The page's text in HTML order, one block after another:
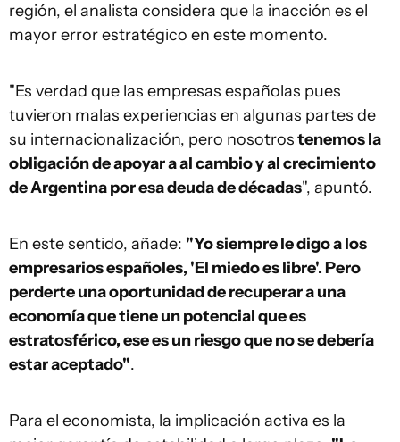
región, el analista considera que la inacción es el
mayor error estratégico en este momento.
"Es verdad que las empresas españolas pues
tuvieron malas experiencias en algunas partes de
su internacionalización, pero nosotrostenemos la
obligación de apoyar a al cambio y al crecimiento
de Argentina por esa deuda de décadas", apuntó.
En este sentido, añade: "Yo siempre le digo a los
empresarios españoles, 'El miedo es libre'. Pero
perderte una oportunidad de recuperar a una
economía que tiene un potencial que es
estratosférico, ese es un riesgo que no se debería
estar aceptado".
Para el economista, la implicación activa es la